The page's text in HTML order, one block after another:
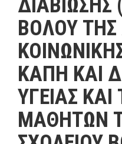
ΒΟΛΟΥ ΤΗΣ
ΚΑΠΗ ΚΑΙ
ΥΓΕΙΑΣ ΚΑΙ
ΜΑΘΗΤΩΝ